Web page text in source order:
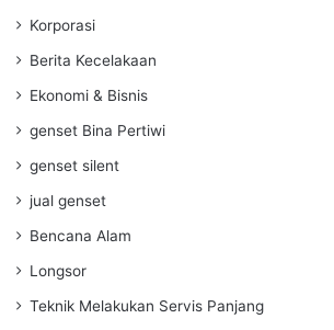
Korporasi
Berita Kecelakaan
Ekonomi & Bisnis
genset Bina Pertiwi
genset silent
jual genset
Bencana Alam
Longsor
Teknik Melakukan Servis Panjang